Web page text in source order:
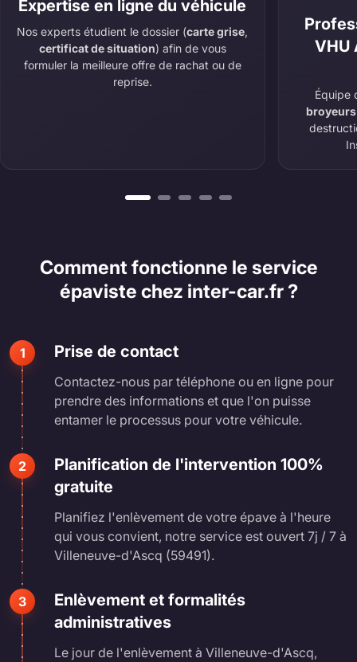
Expertise en ligne du véhicule
Nos experts étudient le dossier (carte grise,
certificat de situation) afin de vous
formuler la meilleure offre de rachat ou de
reprise.
VHU
Équipe
broyeurs
Comment fonctionne le service
épaviste chez inter-car.fr ?
1 Prise de contact
Contactez-nous par téléphone ou en ligne pour
prendre des informations et que l'on puisse
entamer le processus pour votre véhicule.
2
Planification de l'intervention 100%
gratuite
Planifiez l'enlèvement de votre épave à l'heure
qui vous convient, notre service est ouvert 7j / 7 à
Villeneuve-d'Ascq (59491).
3
Enlèvement et formalités
administratives
Le jour de l'enlèvement à Villeneuve-d'Ascq,